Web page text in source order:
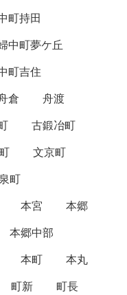
町持田
中町夢ケ丘
町吉住
倉
舟渡
古鍛冶町
文京町
町
本宮
本郷
本郷中部
本町
本丸
町新
町長